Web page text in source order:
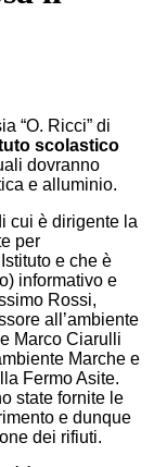
“O. Ricci” di
scolastico
dovranno
e alluminio.
cui è dirigente la
per
e che è
informativo e
Rossi,
all’ambiente
Marco Ciarulli
Marche e
Fermo Asite.
state fornite le
e dunque
dei rifiuti.